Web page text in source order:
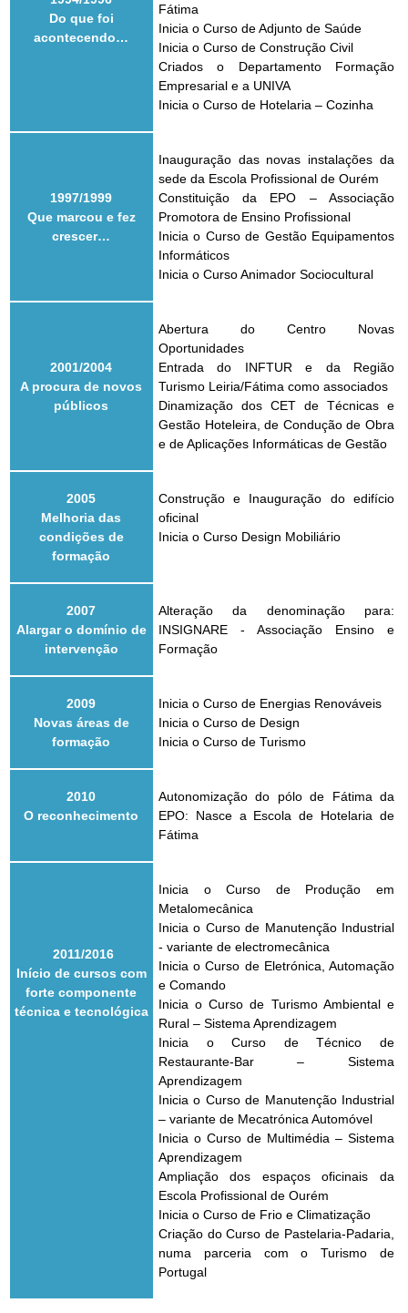
Do que foi
acontecendo…
Fátima
Inicia o Curso de Adjunto de Saúde
Inicia o Curso de Construção Civil
Criados o Departamento Formação
Empresarial e a UNIVA
Inicia o Curso de Hotelaria – Cozinha
1997/1999
Que marcou e fez
crescer…
Inauguração das novas instalações da
sede da Escola Profissional de Ourém
Constituição da EPO – Associação
Promotora de Ensino Profissional
Inicia o Curso de Gestão Equipamentos
Informáticos
Inicia o Curso Animador Sociocultural
2001/2004
A procura de novos
públicos
Abertura do Centro Novas
Oportunidades
Entrada do INFTUR e da Região
Turismo Leiria/Fátima como associados
Dinamização dos CET de Técnicas e
Gestão Hoteleira, de Condução de Obra
e de Aplicações Informáticas de Gestão
2005
Melhoria das
condições de
formação
Construção e Inauguração do edifício
oficinal
Inicia o Curso Design Mobiliário
2007
Alargar o domínio de
intervenção
Alteração da denominação para:
INSIGNARE - Associação Ensino e
Formação
2009
Novas áreas de
formação
Inicia o Curso de Energias Renováveis
Inicia o Curso de Design
Inicia o Curso de Turismo
2010
O reconhecimento
Autonomização do pólo de Fátima da
EPO: Nasce a Escola de Hotelaria de
Fátima
2011/2016
Início de cursos com
forte componente
técnica e tecnológica
Inicia o Curso de Produção em
Metalomecânica
Inicia o Curso de Manutenção Industrial
- variante de electromecânica
Inicia o Curso de Eletrónica, Automação
e Comando
Inicia o Curso de Turismo Ambiental e
Rural – Sistema Aprendizagem
Inicia o Curso de Técnico de
Restaurante-Bar – Sistema
Aprendizagem
Inicia o Curso de Manutenção Industrial
– variante de Mecatrónica Automóvel
Inicia o Curso de Multimédia – Sistema
Aprendizagem
Ampliação dos espaços oficinais da
Escola Profissional de Ourém
Inicia o Curso de Frio e Climatização
Criação do Curso de Pastelaria-Padaria,
numa parceria com o Turismo de
Portugal